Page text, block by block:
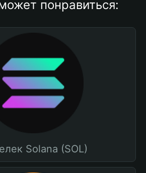
понравиться:
Solana (SOL)